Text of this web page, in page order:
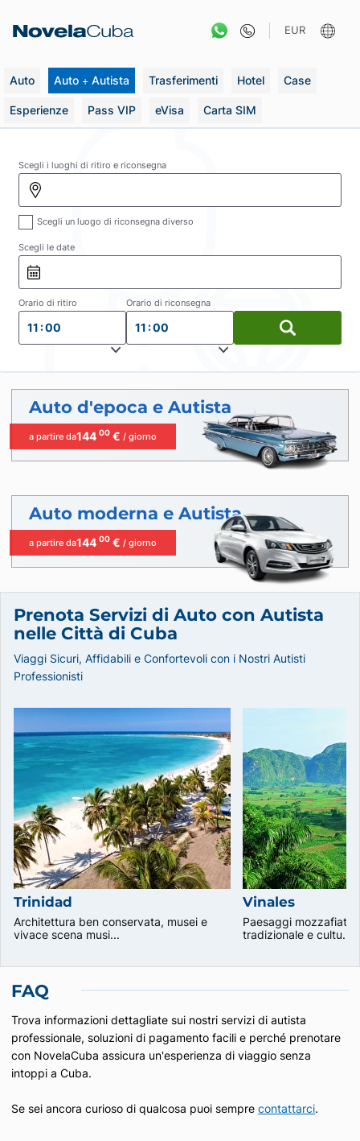
EUR
Auto Auto + Autista Trasferimenti Hotel Case
Esperienze Pass VIP eVisa Carta SIM
Scegli i luoghi di ritiro e riconsegna
Scegli un luogo di riconsegna diverso
Scegli le date
Orario di ritiro
11 : 00
Orario di riconsegna
11 : 00
Auto d'epoca e Autista
a partire da144 00 € / giorno
Auto moderna e Autista
a partire da144 00 € / giorno
Prenota Servizi di Auto con Autista
nelle Città di Cuba
Viaggi Sicuri, Affidabili e Confortevoli con i Nostri Autisti
Professionisti
Trinidad
Architettura ben conservata, musei e
vivace scena musi...
Vinales
Paesaggi
tradizionale e cultu...
FAQ
Trova informazioni dettagliate sui nostri servizi di autista
professionale, soluzioni di pagamento facili e perché prenotare
con NovelaCuba assicura un'esperienza di viaggio senza
intoppi a Cuba.
Se sei ancora curioso di qualcosa puoi semprecontattarci.